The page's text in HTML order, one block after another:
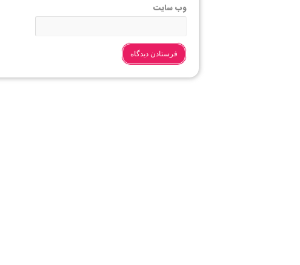
وب‌ سایت